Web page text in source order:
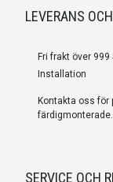
LEVERANS
Fri frakt över 999
Installation
Kontakta oss för
färdigmonterade.
SERVICE OCH